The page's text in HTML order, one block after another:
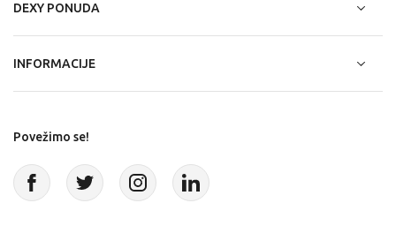
DEXY PONUDA
INFORMACIJE
Povežimo se!